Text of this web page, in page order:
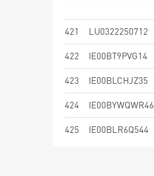
421 LU0322250712
422 IE00BT9PVG14
423 IE00BLCHJZ35
424 IE00BYWQWR46
425 IE00BLR6Q544